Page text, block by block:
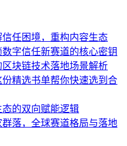
任困境，重构内容生态
字信任新赛道的核心密钥
块链技术落地场景解析
精选书单帮你快速选到合
的双向赋能逻辑
落，全球赛道格局与落地